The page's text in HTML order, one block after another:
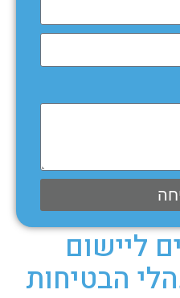
ליישום
הבטיחות